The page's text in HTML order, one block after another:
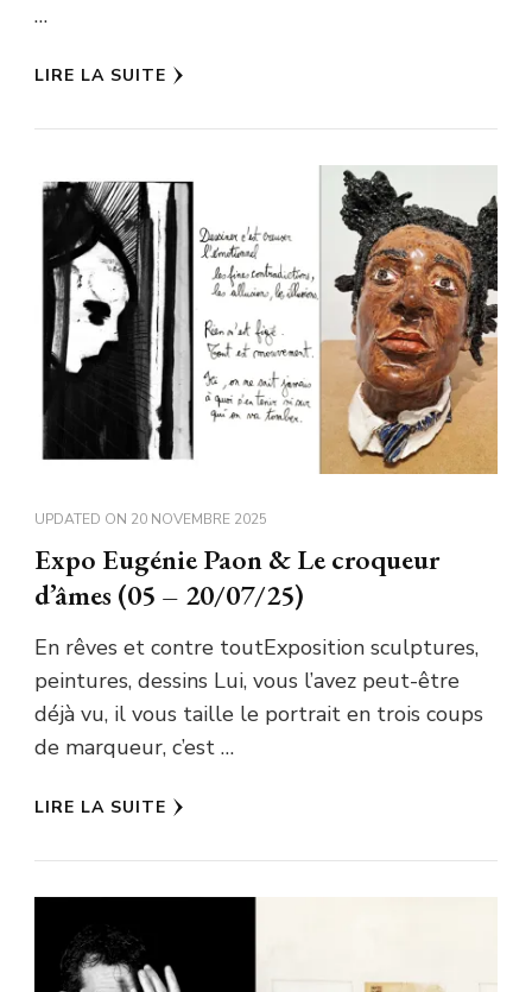
…
LIRE LA SUITE
UPDATED ON 20 NOVEMBRE 2025
Expo Eugénie Paon & Le croqueur
d’âmes (05 – 20/07/25)
En rêves et contre toutExposition sculptures,
peintures, dessins Lui, vous l’avez peut-être
déjà vu, il vous taille le portrait en trois coups
de marqueur, c’est …
LIRE LA SUITE